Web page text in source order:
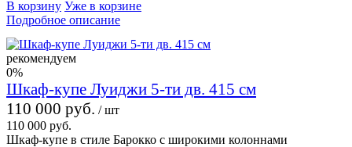
В корзину Уже в корзине
Подробное описание
рекомендуем
0%
Шкаф-купе Луиджи 5-ти дв. 415 см
110 000 руб. / шт
110 000 руб.
Шкаф-купе в стиле Барокко с широкими колоннами